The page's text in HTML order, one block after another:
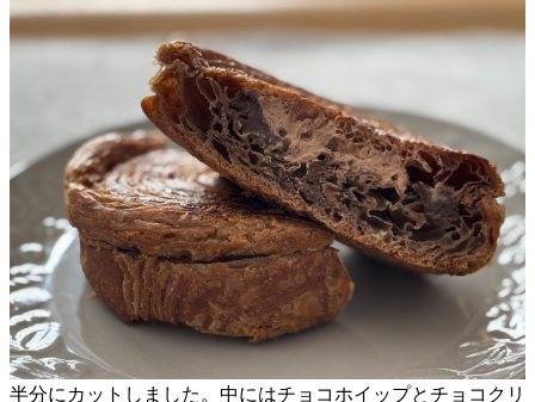
半分にカットしました。中にはチョコホイップとチョコクリ